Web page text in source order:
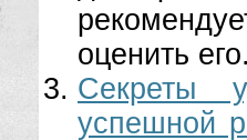
оценить
Секреты
успешной